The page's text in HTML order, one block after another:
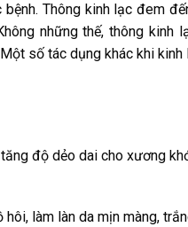
Thông kinh lạc đem
những thế, thông
số tác dụng khác khi
độ dẻo dai cho xương
làm làn da mịn màng,